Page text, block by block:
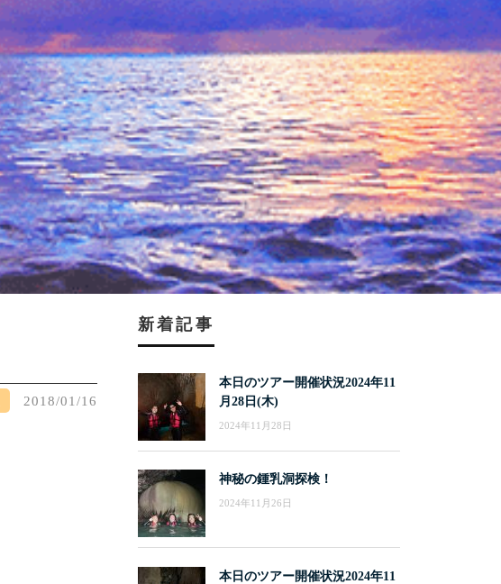
2018/01/16
新着記事
本日のツアー開催状況2024年11
月28日(木)
2024年11月28日
神秘の鍾乳洞探検！
2024年11月26日
本日のツアー開催状況2024年11